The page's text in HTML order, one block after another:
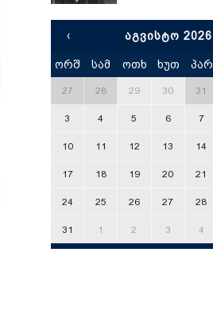
‹ ᲐᲒᲕᲘᲡᲢᲝ 2026
ორშ სამ ოთხ ხუთ პარ
27 28 29 30 31
3 4 5 6 7
10 11 12 13 14
17 18 19 20 21
24 25 26 27 28
31 1 2 3 4